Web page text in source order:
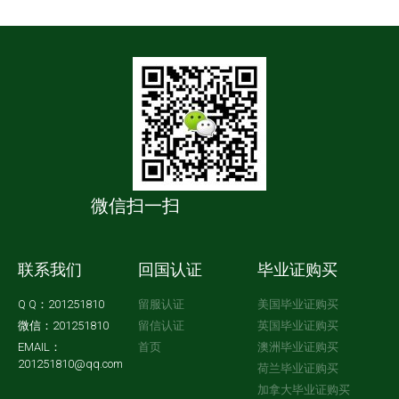
微信扫一扫
联系我们
Q Q：201251810
微信：201251810
EMAIL：
201251810@qq.com
回国认证
留服认证
留信认证
首页
毕业证购买
美国毕业证购买
英国毕业证购买
澳洲毕业证购买
荷兰毕业证购买
加拿大毕业证购买